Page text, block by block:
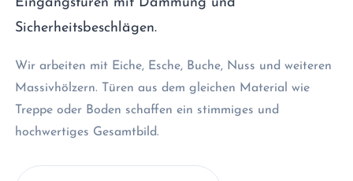
Sicherheitsbeschlägen.
Wir arbeiten mit Eiche, Esche, Buche, Nuss und weiteren
Massivhölzern. Türen aus dem gleichen Material wie
Treppe oder Boden schaffen ein stimmiges und
hochwertiges Gesamtbild.